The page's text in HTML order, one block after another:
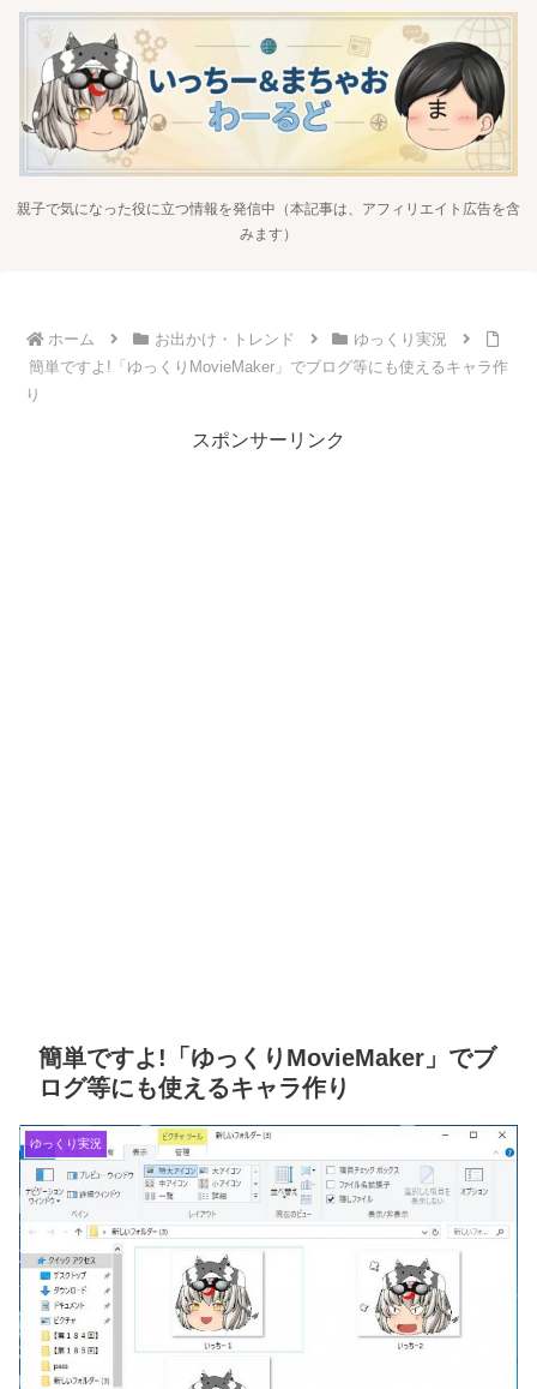
親子で気になった役に立つ情報を発信中（本記事は、アフィリエイト広告を含
みます）
ホーム お出かけ・トレンド
ゆっくり実況
簡単ですよ!「ゆっくりMovieMaker」でブログ等にも使えるキャラ作
り
スポンサーリンク
簡単ですよ!「ゆっくりMovieMaker」でブ
ログ等にも使えるキャラ作り
ゆっくり実況